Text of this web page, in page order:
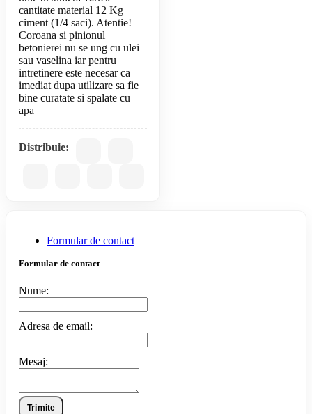
cantitate material 12 Kg
ciment (1/4 saci). Atentie!
Coroana si pinionul
betonierei nu se ung cu ulei
sau vaselina iar pentru
intretinere este necesar ca
imediat dupa utilizare sa fie
bine curatate si spalate cu
apa
Distribuie:
Formular de contact
Formular de contact
Nume:
Adresa de email:
Mesaj:
Trimite